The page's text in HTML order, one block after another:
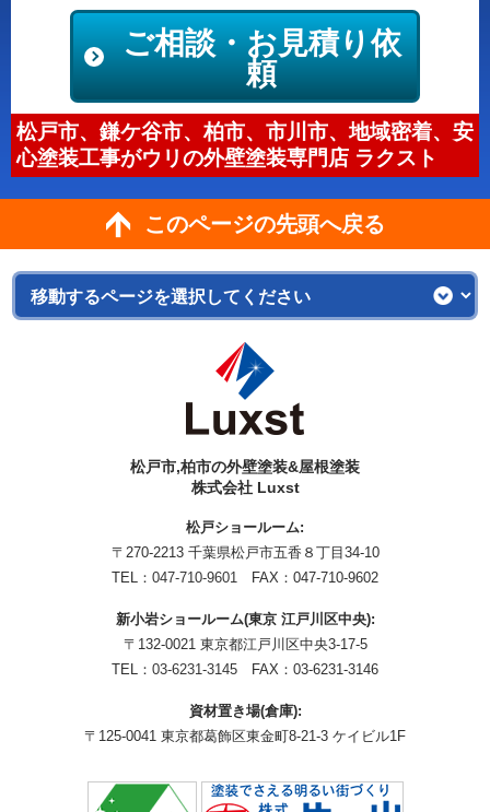
ご相談・お見積り依
頼
松戸市、鎌ケ谷市、柏市、市川市、地域密着、安
心塗装工事がウリの外壁塗装専門店 ラクスト
このページの先頭へ戻る
松戸市,柏市の外壁塗装&屋根塗装
株式会社 Luxst
松戸ショールーム:
〒270-2213 千葉県松戸市五香８丁目34-10
TEL： 047-710-9601 FAX：047-710-9602
新小岩ショールーム(東京 江戸川区中央):
〒132-0021 東京都江戸川区中央3-17-5
TEL： 03-6231-3145 FAX：03-6231-3146
資材置き場(倉庫):
〒125-0041 東京都葛飾区東金町8-21-3 ケイビル1F